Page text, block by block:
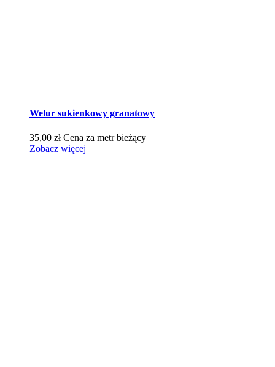
Welur sukienkowy granatowy
35,00 złCena za metr bieżący
Zobacz więcej